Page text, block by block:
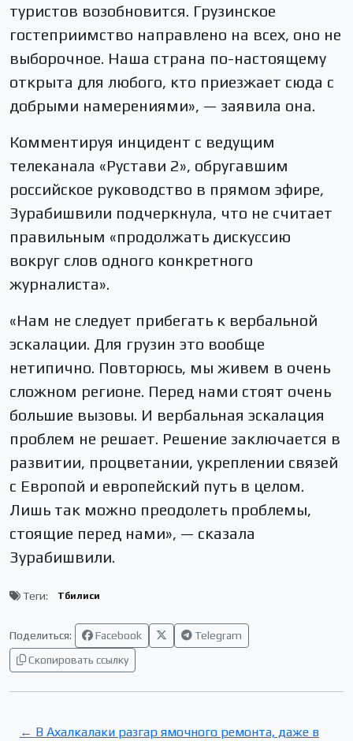
туристов возобновится. Грузинское
гостеприимство направлено на всех, оно не
выборочное. Наша страна по-настоящему
открыта для любого, кто приезжает сюда с
добрыми намерениями», — заявила она.
Комментируя инцидент с ведущим
телеканала «Рустави 2», обругавшим
российское руководство в прямом эфире,
Зурабишвили подчеркнула, что не считает
правильным «продолжать дискуссию
вокруг слов одного конкретного
журналиста».
«Нам не следует прибегать к вербальной
эскалации. Для грузин это вообще
нетипично. Повторюсь, мы живем в очень
сложном регионе. Перед нами стоят очень
большие вызовы. И вербальная эскалация
проблем не решает. Решение заключается в
развитии, процветании, укреплении связей
с Европой и европейский путь в целом.
Лишь так можно преодолеть проблемы,
стоящие перед нами», — сказала
Зурабишвили.
Теги: Тбилиси
Поделиться: Facebook
Telegram
Скопировать ссылку
← В Ахалкалаки разгар ямочного ремонта, даже в